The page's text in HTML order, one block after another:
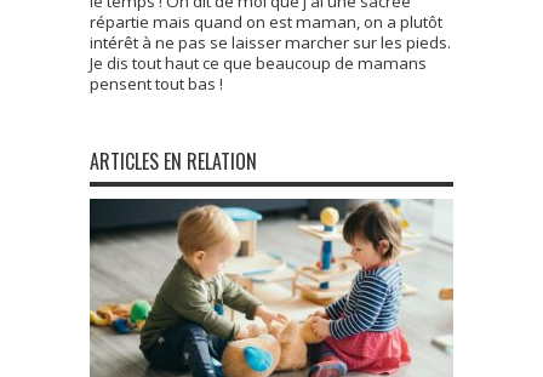
répartie mais quand on est maman, on a plutôt
intérêt à ne pas se laisser marcher sur les pieds.
Je dis tout haut ce que beaucoup de mamans
pensent tout bas !
ARTICLES EN RELATION